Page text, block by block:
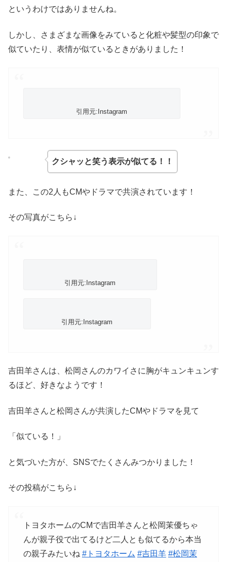
というわけではありませんね。
しかし、さまざまな画像をみていると化粧や髪型の印象で
似ていたり、表情が似ているときがありました！
引用元:Instagram
クシャッと笑う表示が似てる！！
また、この2人もCMやドラマで共演されています！
その写真がこちら↓
引用元:Instagram
引用元:Instagram
吉田羊さんは、松岡さんのカワイさに胸がキュンキュンす
るほど、好きなようです！
吉田羊さんと松岡さんが共演したCMやドラマを見て
「似ている！」
と気づいた方が、SNSでたくさんみつかりました！
その投稿がこちら↓
トヨタホームのCMで吉田羊さんと松岡茉優ちゃ
んが親子役で出てるけど二人とも似てるから本当
の親子みたいね #トヨタホーム #吉田羊 #松岡茉